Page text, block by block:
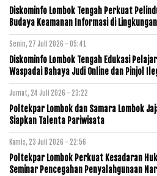
Diskominfo Lombok Tengah Perkuat
Budaya Keamanan Informasi di
Senin, 27 Juli 2026 - 05:41
Diskominfo Lombok Tengah Edukasi
Waspadai Bahaya Judi Online dan Pinjol
Jumat, 24 Juli 2026 - 23:22
Poltekpar Lombok dan Samara Lombok
Siapkan Talenta Pariwisata
Kamis, 23 Juli 2026 - 22:56
Poltekpar Lombok Perkuat Kesadaran
Seminar Pencegahan Penyalahgunaan